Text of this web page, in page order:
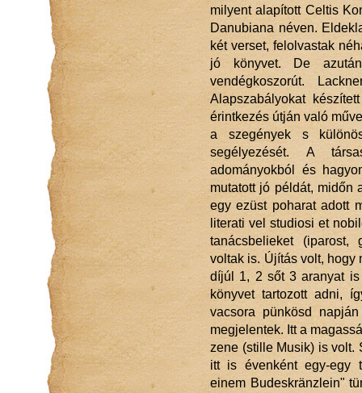
milyent alapított Celtis
Danubiana néven.
két verset, felolvastak
jó könyvet. De
vendégkoszorút.
Alapszabályokat
érintkezés útján való
a szegények s
segélyezését. A
adományokból és
mutatott jó példát, midőn
egy ezüst poharat adott
literati vel studiosi et
tanácsbelieket (iparost,
voltak is. Újítás volt, hogy
díjúl 1, 2 sőt 3 aranyat is
könyvet tartozott adni,
vacsora pünkösd
megjelentek. Itt a
zene (stille Musik) is volt.
itt is évenként egy-egy
einem Budeskränzlein"